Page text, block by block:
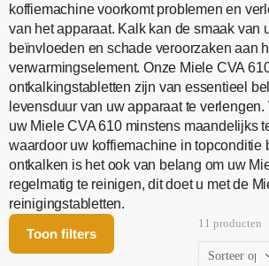
koffiemachine voorkomt problemen en
van het apparaat. Kalk kan de smaak van
beïnvloeden en schade veroorzaken aan
verwarmingselement. Onze Miele CVA
ontkalkingstabletten zijn van essentieel
levensduur van uw apparaat te
uw Miele CVA 610 minstens maandelijks
waardoor uw koffiemachine in topconditie
ontkalken is het ook van belang om uw
regelmatig te reinigen, dit doet u met de
reinigingstabletten.
Toon filters
11 producten